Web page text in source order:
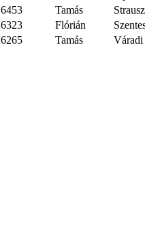
6453
Tamás
Strausz
6323
Flórián
6265
Tamás Váradi